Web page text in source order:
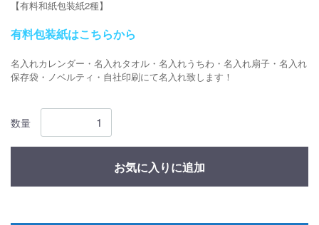
【有料和紙包装紙2種】
有料包装紙はこちらから
名入れカレンダー・名入れタオル・名入れうちわ・名入れ扇子・名入れ
保存袋・ノベルティ・自社印刷にて名入れ致します！
数量
お気に入りに追加